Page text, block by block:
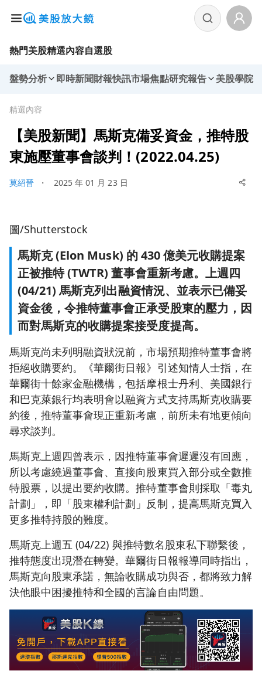
熱門美股精選內容自選股
盤勢分析 即時新聞財報快訊市場焦點研究報告 美股學院
精選內容
【美股新聞】馬斯克備妥資金，推特股
東施壓董事會談判！(2022.04.25)
莫紹晉 ・ 2025 年 01 月 23 日
圖/Shutterstock
馬斯克 (Elon Musk) 的 430 億美元收購提案
正被推特 (TWTR) 董事會重新考慮。上週四
(04/21) 馬斯克列出融資情況、並表示已備妥
資金後，令推特董事會正承受股東的壓力，因
而對馬斯克的收購提案接受度提高。
馬斯克尚未列明融資狀況前，市場預期推特董事會將
拒絕收購要約。《華爾街日報》引述知情人士指，在
華爾街十餘家金融機構，包括摩根士丹利、美國銀行
和巴克萊銀行均表明會以融資方式支持馬斯克收購要
約後，推特董事會現正重新考慮，前所未有地更傾向
尋求談判。
馬斯克上週四曾表示，因推特董事會遲遲沒有回應，
所以考慮繞過董事會、直接向股東買入部分或全數推
特股票，以提出要約收購。推特董事會則採取「毒丸
計劃」，即「股東權利計劃」反制，提高馬斯克買入
更多推特持股的難度。
馬斯克上週五 (04/22) 與推特數名股東私下聯繫後，
推特態度出現潛在轉變。華爾街日報報導同時指出，
馬斯克向股東承諾，無論收購成功與否，都將致力解
決他眼中困擾推特和全國的言論自由問題。